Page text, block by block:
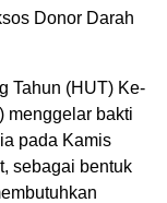
Donor Darah
Tahun (HUT) Ke-
menggelar bakti
pada Kamis
sebagai bentuk